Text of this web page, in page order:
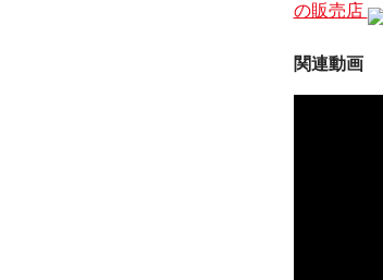
の販売店
関連動画